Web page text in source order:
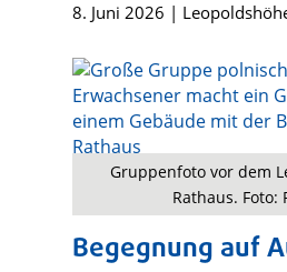
8. Juni 2026 |
Gruppenfoto vor dem
Rathaus. Foto:
Begegnung auf